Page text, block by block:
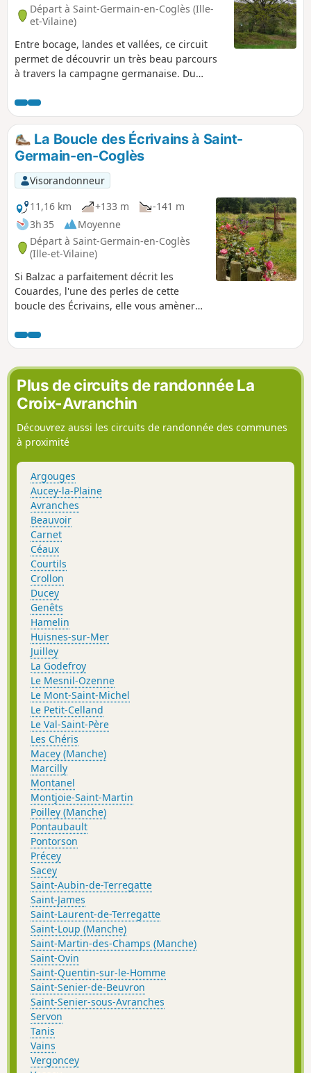
Départ à Saint-Germain-en-Coglès (Ille-
et-Vilaine)
Entre bocage, landes et vallées, ce circuit
permet de découvrir un très beau parcours
à travers la campagne germanaise. Du
il permet de retrouver tous les éléments qui
forgent le Coglais : le bois, l'eau et la pierre.
La Boucle des Écrivains à Saint-
Germain-en-Coglès
Visorandonneur
11,16 km
+133 m
-141 m
3h 35
Moyenne
Départ à Saint-Germain-en-Coglès
(Ille-et-Vilaine)
Si Balzac a parfaitement décrit les
Couardes, l'une des perles de cette
boucle des Écrivains, elle vous amènera
de la jeunesse de Jean Guéhenno.
Plus de circuits de randonnée La
Croix-Avranchin
Découvrez aussi les circuits de randonnée des communes
à proximité
Argouges
Aucey-la-Plaine
Avranches
Beauvoir
Carnet
Céaux
Courtils
Crollon
Ducey
Genêts
Hamelin
Huisnes-sur-Mer
Juilley
La Godefroy
Le Mesnil-Ozenne
Le Mont-Saint-Michel
Le Petit-Celland
Le Val-Saint-Père
Les Chéris
Macey (Manche)
Marcilly
Montanel
Montjoie-Saint-Martin
Poilley (Manche)
Pontaubault
Pontorson
Précey
Sacey
Saint-Aubin-de-Terregatte
Saint-James
Saint-Laurent-de-Terregatte
Saint-Loup (Manche)
Saint-Martin-des-Champs (Manche)
Saint-Ovin
Saint-Quentin-sur-le-Homme
Saint-Senier-de-Beuvron
Saint-Senier-sous-Avranches
Servon
Tanis
Vains
Vergoncey